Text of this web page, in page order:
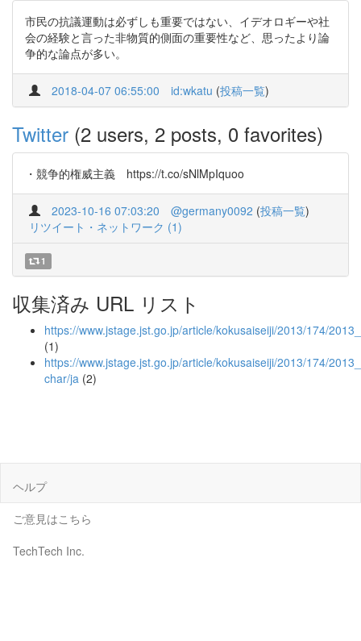
市民の抗議運動は必ずしも重要ではない、イデオロギーや社
会の経験と言った非物質的側面の重要性など、思ったより論
争的な論点が多い。
2018-04-07 06:55:00 id:wkatu (投稿一覧)
Twitter (2 users, 2 posts, 0 favorites)
・競争的権威主義 https://t.co/sNlMpIquoo
2023-10-16 07:03:20 @germany0092 (投稿一覧)
リツイート・ネットワーク (1)
1
収集済み URL リスト
https://www.jstage.jst.go.jp/article/kokusaiseiji/2013/174/
(1)
https://www.jstage.jst.go.jp/article/kokusaiseiji/2013/174/
char/ja (2)
ヘルプ
ご意見はこちら
TechTech Inc.